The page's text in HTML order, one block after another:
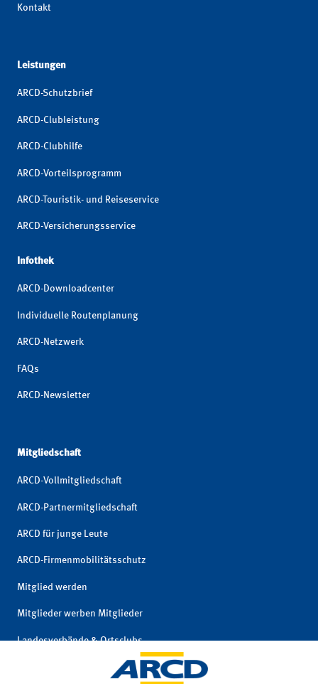
Kontakt
Leistungen
ARCD-Schutzbrief
ARCD-Clubleistung
ARCD-Clubhilfe
ARCD-Vorteilsprogramm
ARCD-Touristik- und Reiseservice
ARCD-Versicherungsservice
Infothek
ARCD-Downloadcenter
Individuelle Routenplanung
ARCD-Netzwerk
FAQs
ARCD-Newsletter
Mitgliedschaft
ARCD-Vollmitgliedschaft
ARCD-Partnermitgliedschaft
ARCD für junge Leute
ARCD-Firmenmobilitätsschutz
Mitglied werden
Mitglieder werben Mitglieder
Landesverbände & Ortsclubs
Mitgliedschaft kündigen